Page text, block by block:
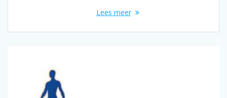
Lees meer